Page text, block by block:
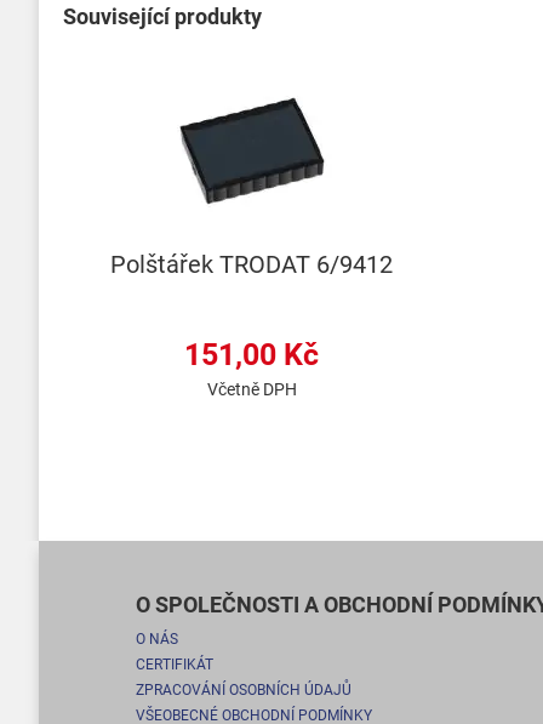
Související produkty
Polštářek TRODAT 6/9412
151,00 Kč
Včetně DPH
O SPOLEČNOSTI A OBCHODNÍ
O NÁS
CERTIFIKÁT
ZPRACOVÁNÍ OSOBNÍCH ÚDAJŮ
VŠEOBECNÉ OBCHODNÍ PODMÍNKY